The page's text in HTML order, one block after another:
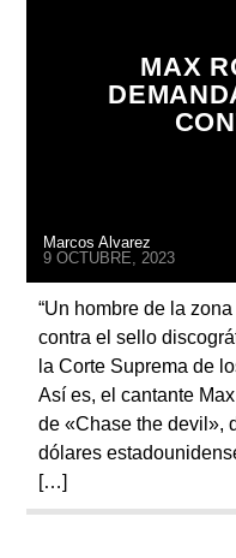
MAX
Marcos Alvarez
9 OCTUBRE, 2023
“Un hombre de la
contra el sello
la Corte Suprema de
Así es, el cantante
de «Chase the devil»,
dólares
[…]